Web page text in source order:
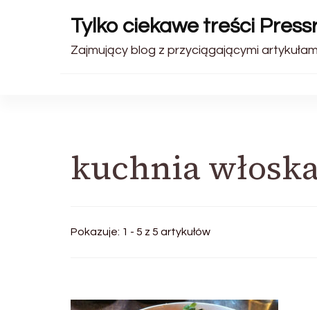
Tylko ciekawe treści
Zajmujący blog z przyciągającymi
kuchnia
Pokazuje: 1 - 5 z 5 artykułów